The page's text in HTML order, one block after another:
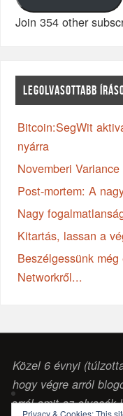
Join 354 other
LEGOLVASOTTABB
Bitcoin:SegWit
nyárra
Novemberi
Post-mortem: A
Nagy
Kitartás, lassan a
Beszélgessünk
Networkről...
Közel 6 évnyi
hogy végre arról
arról amit az olvasók
Privacy & Cookies: This